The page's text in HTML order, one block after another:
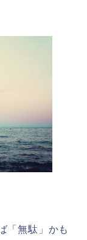
「無駄」かも